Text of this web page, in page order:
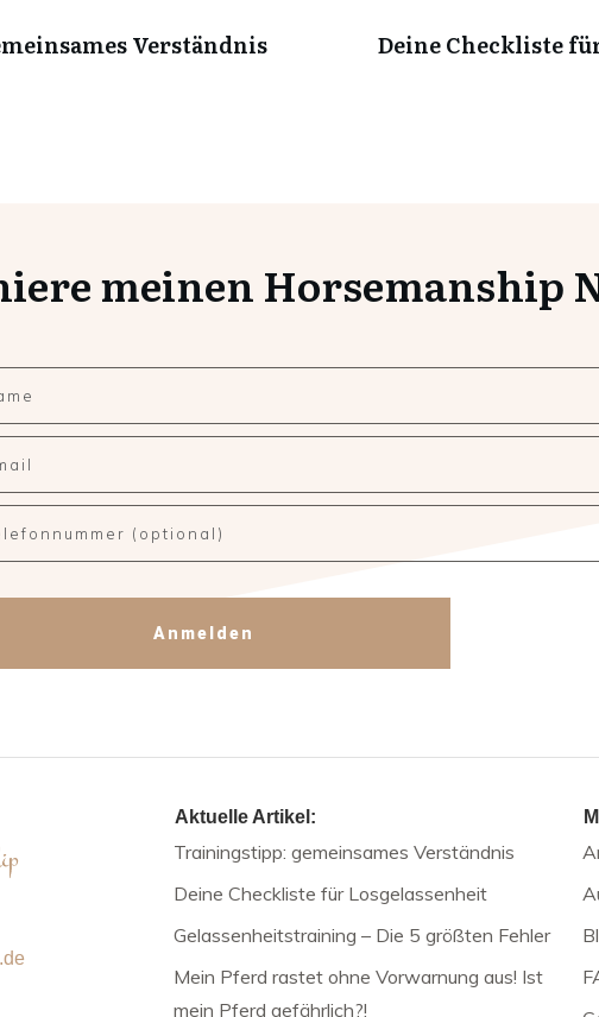
Verständnis Deine Checkliste
meinen Horsemanship
Anmelden
Aktuelle Artikel:
Trainingstipp: gemeinsames Verständnis
Deine Checkliste für Losgelassenheit
Gelassenheitstraining – Die 5 größten Fehler
Mein Pferd rastet ohne Vorwarnung aus! Ist
mein Pferd gefährlich?!